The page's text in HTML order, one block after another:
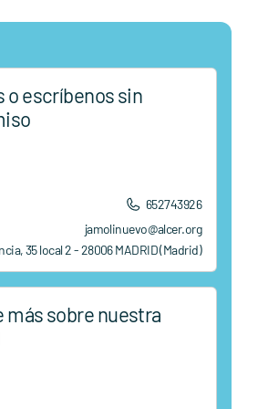
o escríbenos sin
652743926
jamolinuevo@alcer.org
35 local 2 - 28006 MADRID (Madrid)
más sobre nuestra